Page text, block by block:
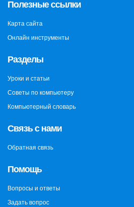
Полезные ссылки
Карта сайта
Онлайн инструменты
Разделы
Уроки и статьи
Советы по компьютеру
Компьютерный словарь
Связь с нами
Обратная связь
Помощь
Вопросы и ответы
Задать вопрос